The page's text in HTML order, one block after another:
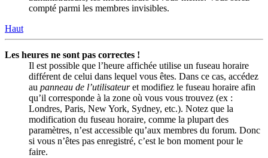
compté parmi les membres invisibles.
Haut
Les heures ne sont pas correctes !
Il est possible que l’heure affichée utilise un fuseau horaire
différent de celui dans lequel vous êtes. Dans ce cas, accédez
au panneau de l’utilisateuret modifiez le fuseau horaire afin
qu’il corresponde à la zone où vous vous trouvez (ex :
Londres, Paris, New York, Sydney, etc.). Notez que la
modification du fuseau horaire, comme la plupart des
paramètres, n’est accessible qu’aux membres du forum. Donc
si vous n’êtes pas enregistré, c’est le bon moment pour le
faire.